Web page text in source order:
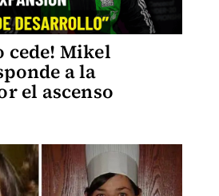
cede! Mikel
a la
el ascenso